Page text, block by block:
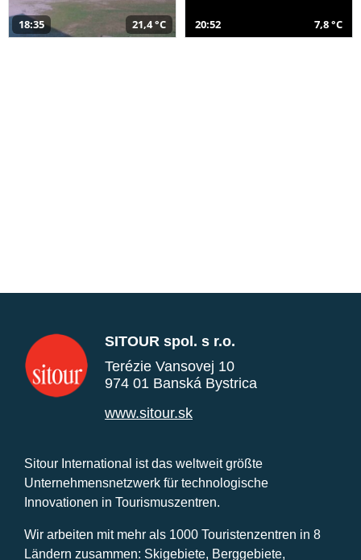
18:35 21,4 °C 20:52 7,8 °C
SITOUR spol. s r.o.
Terézie Vansovej 10
974 01 Banská Bystrica
www.sitour.sk
Sitour International ist das weltweit größte
Unternehmensnetzwerk für technologische
Innovationen in Tourismuszentren.
Wir arbeiten mit mehr als 1000 Touristenzentren in 8
Ländern zusammen: Skigebiete, Berggebiete,